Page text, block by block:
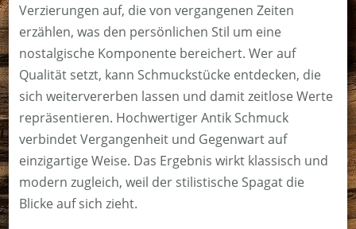
Verzierungen auf, die von vergangenen Zeiten
erzählen, was den persönlichen Stil um eine
nostalgische Komponente bereichert. Wer auf
Qualität setzt, kann Schmuckstücke entdecken, die
sich weitervererben lassen und damit zeitlose Werte
repräsentieren. Hochwertiger Antik Schmuck
verbindet Vergangenheit und Gegenwart auf
einzigartige Weise. Das Ergebnis wirkt klassisch und
modern zugleich, weil der stilistische Spagat die
Blicke auf sich zieht.